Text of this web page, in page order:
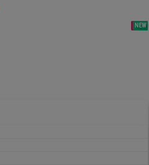
NEW
SALE
NEW
NEW